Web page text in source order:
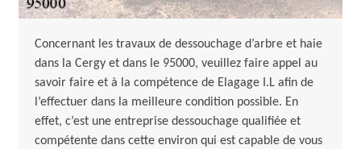
Concernant les travaux de dessouchage d’arbre et haie
dans la Cergy et dans le 95000, veuillez faire appel au
savoir faire et à la compétence de Elagage I.L afin de
l’effectuer dans la meilleure condition possible. En
effet, c’est une entreprise dessouchage qualifiée et
compétente dans cette environ qui est capable de vous